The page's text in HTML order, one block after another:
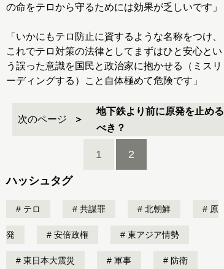
の命をテロから守るためには効果が乏しいです」
「いかにもテロ防止に資するような名称をつけ、
これでテロ対策の法律としてまずはひと安心とい
う誤った意識を国民と政治家に抱かせる（ミスリ
ーディングする）こと自体極めて危険です」
次のページ
地下鉄より前に原発を止める
べき？
1 2
ハッシュタグ
テロ 共謀罪 北朝鮮 原
発 安倍政権 東アジア情勢
東日本大震災 軍事 防衛